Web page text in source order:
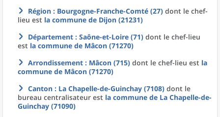
Région : Bourgogne-Franche-Comté (27) dont le chef-
lieu est la commune de Dijon (21231)
Département : Saône-et-Loire (71) dont le chef-lieu
est la commune de Mâcon (71270)
Arrondissement : Mâcon (715) dont le chef-lieu est la
commune de Mâcon (71270)
Canton : La Chapelle-de-Guinchay (7108) dont le
bureau centralisateur est la commune de La Chapelle-de-
Guinchay (71090)